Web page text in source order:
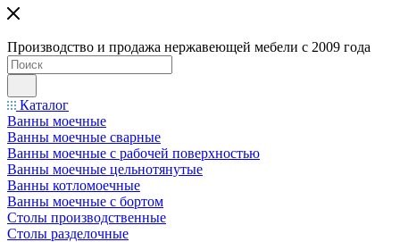
Производство и продажа нержавеющей мебели с 2009 года
Каталог
Ванны моечные
Ванны моечные сварные
Ванны моечные с рабочей поверхностью
Ванны моечные цельнотянутые
Ванны котломоечные
Ванны моечные с бортом
Столы производственные
Столы разделочные